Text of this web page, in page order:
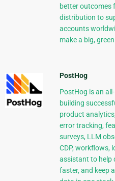
better outcomes
distribution to
accounts
make a big,
PostHog
PostHog is an
building
product
error tracking,
surveys, LLM
CDP, workflows,
assistant to help
faster, and keep